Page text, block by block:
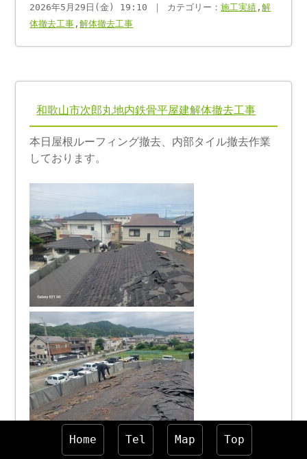
2026年5月29日(金) 19:10 ｜ カテゴリー：施工実績 ,解
体撤去工事 ,解体撤去工事
和歌山市次郎丸地内鉄骨平屋建解体撤去工事
本日屋根ルーフィング撤去、内部タイル撤去作業
しております。
Home Tel Map Top